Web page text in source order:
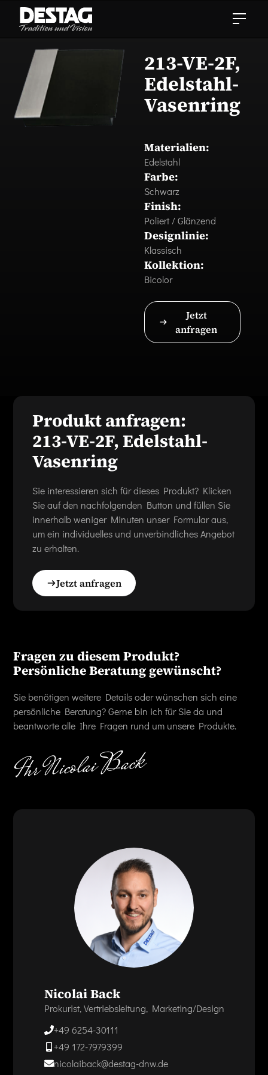
213-VE-2F,
Edelstahl-
Vasenring
Materialien:
Edelstahl
Farbe:
Schwarz
Finish:
Poliert / Glänzend
Designlinie:
Klassisch
Kollektion:
Bicolor
Jetzt
anfragen
Produkt anfragen:
213-VE-2F, Edelstahl-
Vasenring
Sie interessieren sich für dieses Produkt? Klicken
Sie auf den nachfolgenden Button und füllen Sie
innerhalb weniger Minuten unser Formular aus,
um ein individuelles und unverbindliches Angebot
zu erhalten.
Jetzt anfragen
Fragen zu diesem Produkt?
Persönliche Beratung gewünscht?
Sie benötigen weitere Details oder wünschen sich eine
persönliche Beratung? Gerne bin ich für Sie da und
beantworte alle Ihre Fragen rund um unsere Produkte.
Nicolai Back
Prokurist, Vertriebsleitung, Marketing/Design
+49 6254-30111
+49 172-7979399
nicolaiback@destag-dnw.de